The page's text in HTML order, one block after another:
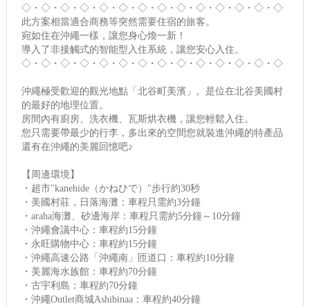
◇・◇・◇・◇・◇・◇・◇・◇・◇・◇・◇・◇・◇・◇
此方案相當適合商務等突然需要住宿的旅客。
宛如住在沖繩一樣，讓您身心煥一新！
導入了非接觸式的智能型入住系統，讓您安心入住。
◇・◇・◇・◇・◇・◇・◇・◇・◇・◇・◇・◇・◇・◇
沖繩極受歡迎的觀光地點「北谷町美濱」。是位在北谷美國村
的最好的地理位置。
房間內有廚房、洗衣機、瓦斯烘衣機，讓您輕鬆入住。
您只需要帶最少的行李，多出來的空間您就裝進沖繩的特產品
還有在沖繩的美麗回憶吧♪
【周邊環境】
・超市"kanehide（かねひで）"步行約30秒
・美國村莊，日落海灘：車程只需約3分鐘
・araha海灘、砂邊海岸：車程只需約5分鐘～10分鐘
・沖繩會議中心：車程約15分鐘
・永旺購物中心：車程約15分鐘
・沖繩高速公路「沖繩南」匝道口：車程約10分鐘
・美麗海水族館：車程約70分鐘
・古宇利島：車程約70分鐘
・沖繩Outlet商城Ashibinaa：車程約40分鐘